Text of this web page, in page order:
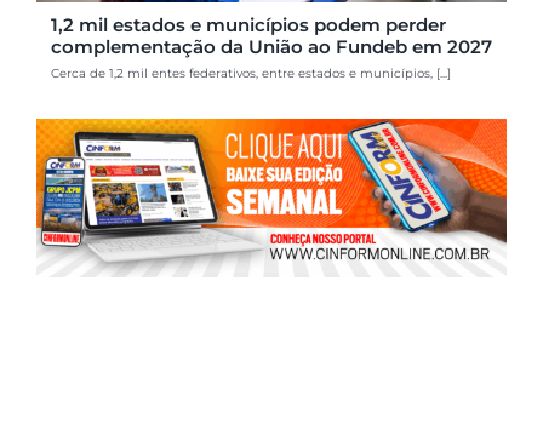
1,2 mil estados e municípios podem perder
complementação da União ao Fundeb em 2027
Cerca de 1,2 mil entes federativos, entre estados e municípios, [...]